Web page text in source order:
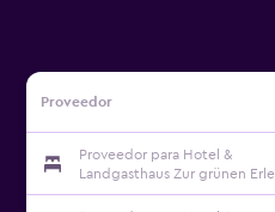
Proveedor
Proveedor para Hotel &
Landgasthaus Zur grünen Erle